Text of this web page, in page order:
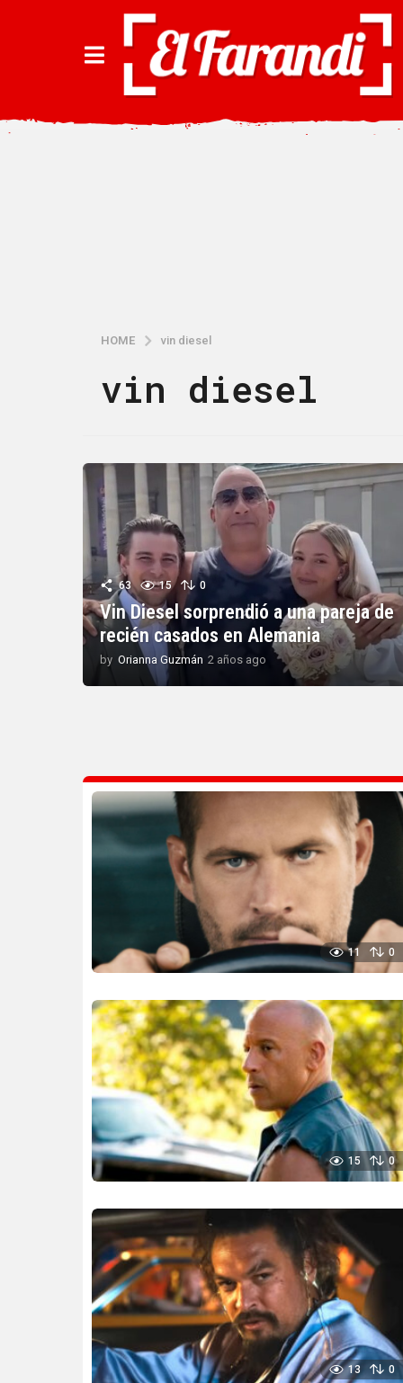
HOME vin diesel
vin diesel
63 15 0
Vin Diesel sorprendió a una pareja de
recién casados en Alemania
by Orianna Guzmán 2 años ago
o
11 0
15 0
13 0